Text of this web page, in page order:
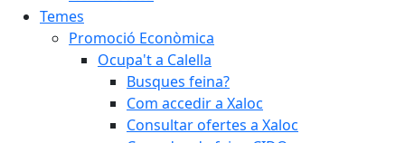
Temes
Promoció Econòmica
Ocupa't a Calella
Busques feina?
Com accedir a Xaloc
Consultar ofertes a Xaloc